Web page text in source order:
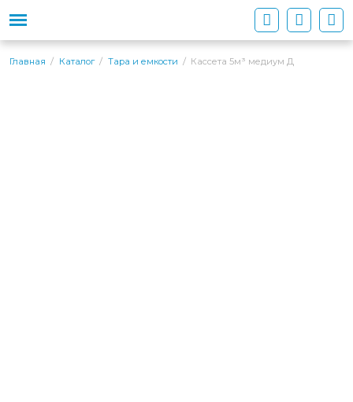
Главная Каталог Тара и емкости Кассета 5м³ медиум Д